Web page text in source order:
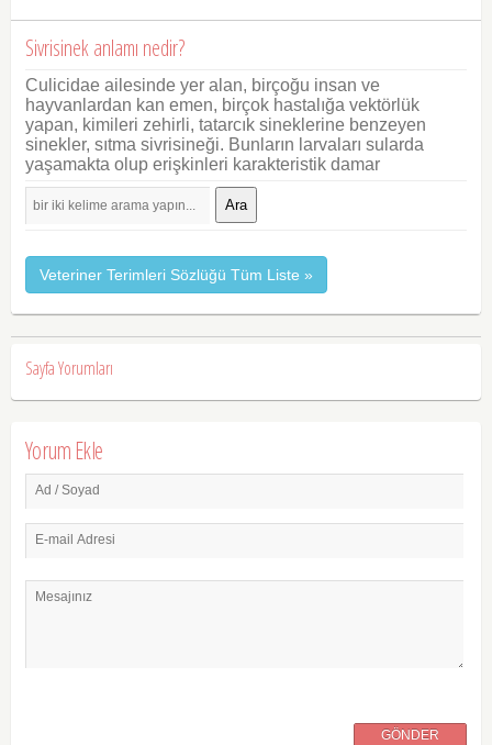
Sivrisinek anlamı nedir?
Culicidae ailesinde yer alan, birçoğu insan ve
hayvanlardan kan emen, birçok hastalığa vektörlük
yapan, kimileri zehirli, tatarcık sineklerine benzeyen
sinekler, sıtma sivrisineği. Bunların larvaları sularda
yaşamakta olup erişkinleri karakteristik damar
Ara
Veteriner Terimleri Sözlüğü Tüm Liste »
Sayfa Yorumları
Yorum Ekle
Ad / Soyad
E-mail Adresi
Mesajınız
GÖNDER